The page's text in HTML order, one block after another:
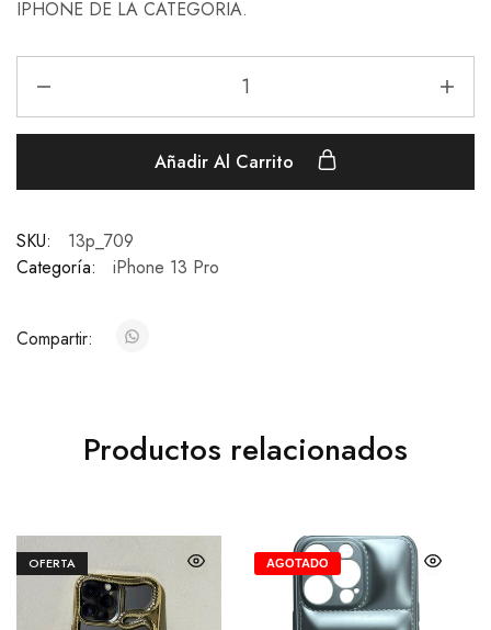
IPHONE DE LA CATEGORIA.
Añadir Al Carrito
SKU:
13p_709
Categoría:
iPhone 13 Pro
Compartir:
Productos relacionados
OFERTA AGOTADO